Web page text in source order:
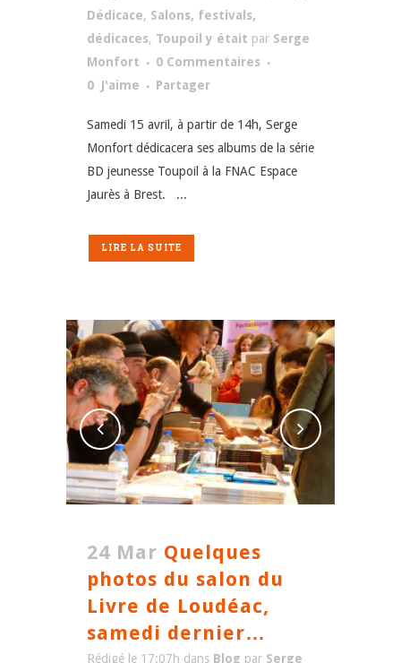
Dédicace, Salons, festivals,
dédicaces, Toupoil y était par Serge
Monfort
0 Commentaires
0 J'aime Partager
Samedi 15 avril, à partir de 14h, Serge
Monfort dédicacera ses albums de la série
BD jeunesse Toupoil à la FNAC Espace
Jaurès à Brest. ...
LIRE LA SUITE
24 Mar Quelques
photos du salon du
Livre de Loudéac,
samedi dernier…
Rédigé le 17:07h dans Blog par Serge